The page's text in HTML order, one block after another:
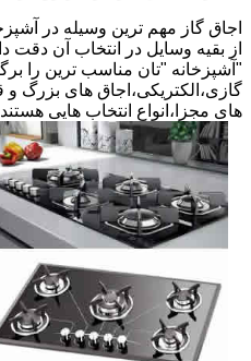
اجاق گاز مهم ترین وسیله در
از بقیه وسایل در انتخاب آن دقت
"آشپزخانه "تان مناسب ترین را
گازی،الکتریکی،اجاق های بزرگ و
های مجزا،انواع انتخاب هایی